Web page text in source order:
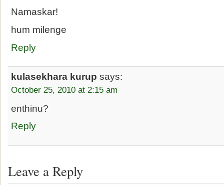
Namaskar!
hum milenge
Reply
kulasekhara kurup says:
October 25, 2010 at 2:15 am
enthinu?
Reply
Leave a Reply